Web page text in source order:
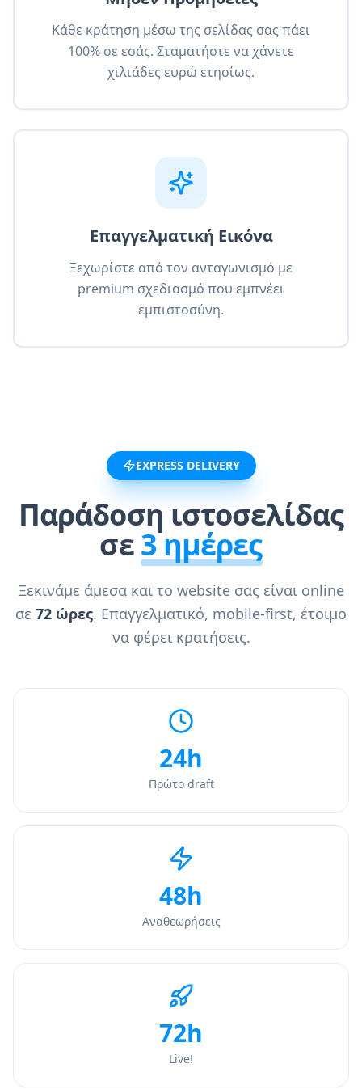
Κάθε κράτηση μέσω της σελίδας σας πάει
100% σε εσάς. Σταματήστε να χάνετε
χιλιάδες ευρώ ετησίως.
Επαγγελματική Εικόνα
Ξεχωρίστε από τον ανταγωνισμό με
premium σχεδιασμό που εμπνέει
εμπιστοσύνη.
EXPRESS DELIVERY
Παράδοση ιστοσελίδας
σε3 ημέρες
Ξεκινάμε άμεσα και το website σας είναι online
σε 72 ώρες. Επαγγελματικό, mobile-first, έτοιμο
να φέρει κρατήσεις.
24h
Πρώτο draft
48h
Αναθεωρήσεις
72h
Live!